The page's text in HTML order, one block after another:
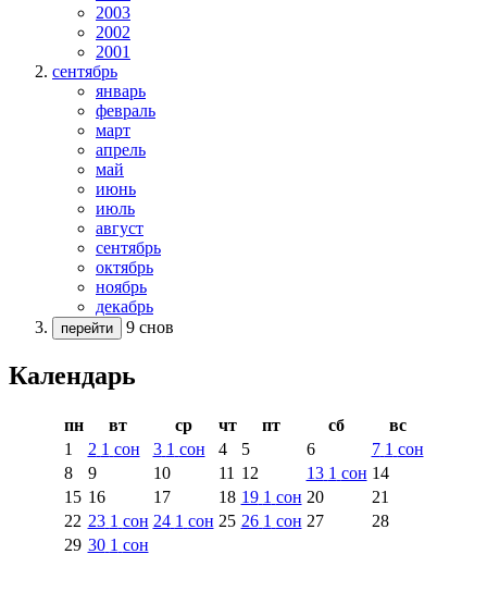
2003
2002
2001
сентябрь
январь
февраль
март
апрель
май
июнь
июль
август
сентябрь
октябрь
ноябрь
декабрь
перейти 9 снов
Календарь
пн вт ср чт пт сб
вс
1
2 1 сон 3 1 сон 4 5 6 7 1 сон
8
9 10 11 12 13 1 сон 14
15 16 17 18 19 1 сон 20
21
22 23 1 сон 24 1 сон 25 26 1 сон 27
28
29 30 1 сон